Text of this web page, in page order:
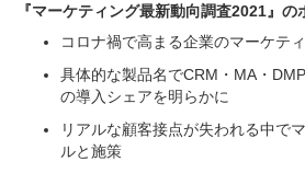
『マーケティング最新動向調査2021』の
コロナ禍で高まる企業のマーケテ
具体的な製品名でCRM・MA・
の導入シェアを明らかに
リアルな顧客接点が失われる中で
ルと施策